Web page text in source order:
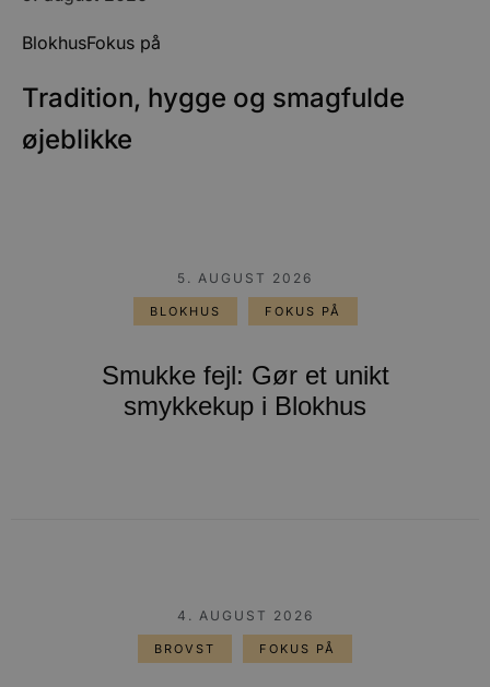
BlokhusFokus på
Tradition, hygge og smagfulde
øjeblikke
BLOKHUS FOKUS PÅ
Smukke fejl: Gør et unikt
smykkekup i Blokhus
5. AUGUST 2026
BROVST FOKUS PÅ
4. AUGUST 2026